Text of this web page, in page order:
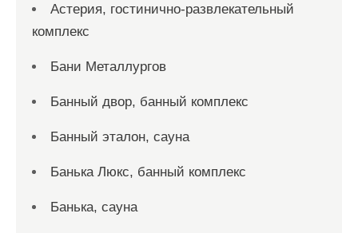
Астерия, гостинично-развлекательный
комплекс
Бани Металлургов
Банный двор, банный комплекс
Банный эталон, сауна
Банька Люкс, банный комплекс
Банька, сауна